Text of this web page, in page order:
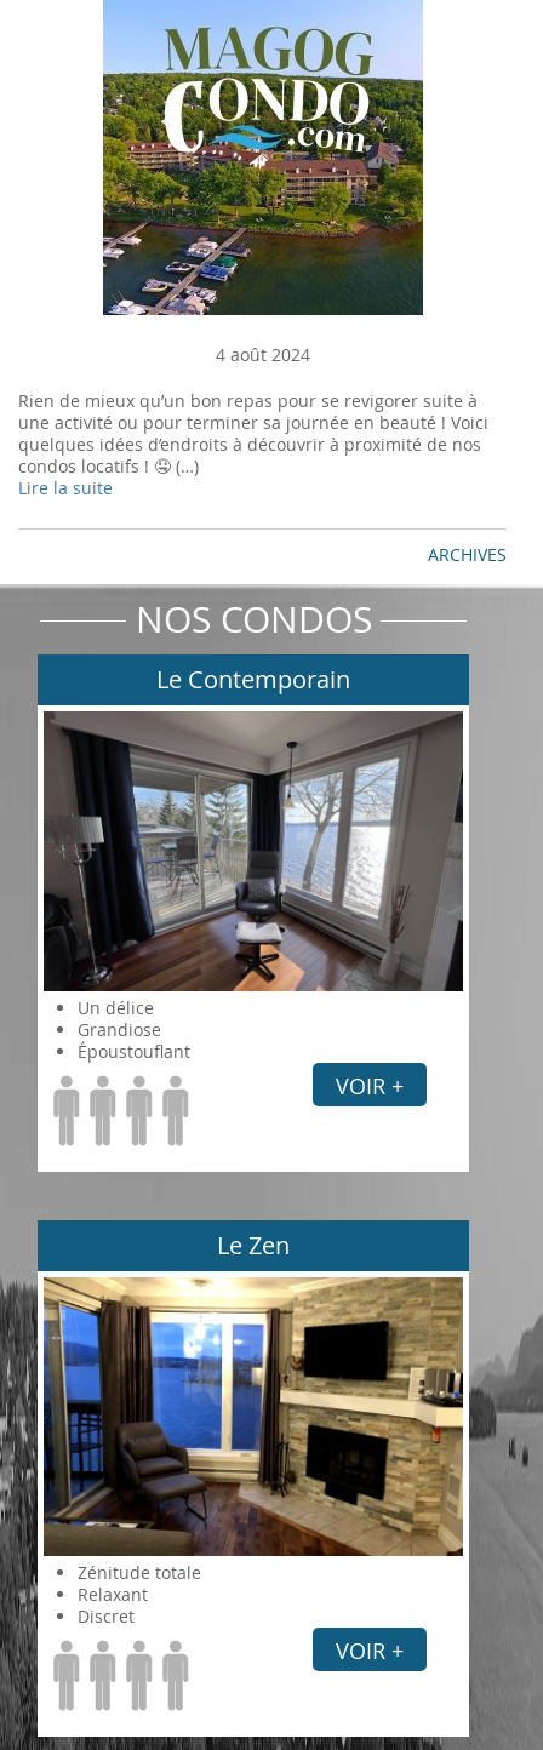
4 août 2024
Rien de mieux qu’un bon repas pour se revigorer suite à
une activité ou pour terminer sa journée en beauté ! Voici
quelques idées d’endroits à découvrir à proximité de nos
condos locatifs ! 🤤 (…)
Lire la suite
ARCHIVES
NOS CONDOS
Le Contemporain
Un délice
Grandiose
Époustouflant
VOIR +
Le Zen
Zénitude totale
Relaxant
Discret
VOIR +